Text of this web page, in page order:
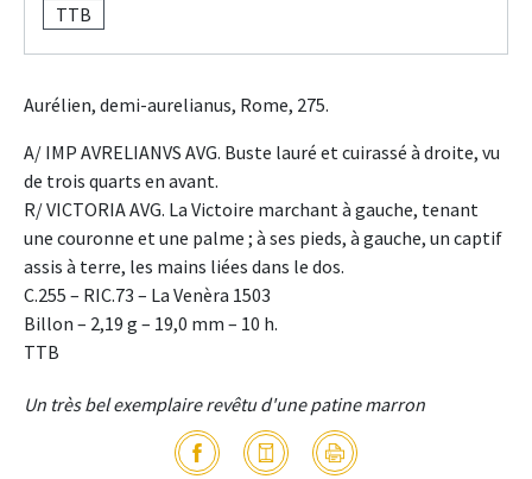
TTB
Aurélien, demi-aurelianus, Rome, 275.
A/ IMP AVRELIANVS AVG. Buste lauré et cuirassé à droite, vu
de trois quarts en avant.
R/ VICTORIA AVG. La Victoire marchant à gauche, tenant
une couronne et une palme ; à ses pieds, à gauche, un captif
assis à terre, les mains liées dans le dos.
C.255 – RIC.73 – La Venèra 1503
Billon – 2,19 g – 19,0 mm – 10 h.
TTB
Un très bel exemplaire revêtu d'une patine marron